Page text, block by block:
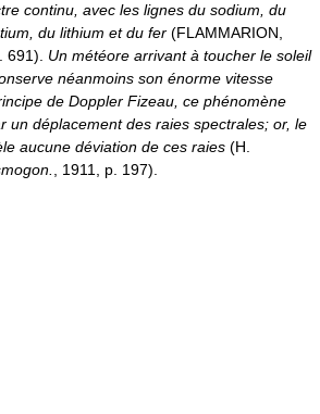
continu, avec les lignes du sodium, du
du lithium et du fer (FLAMMARION,
691). Un météore arrivant à toucher le soleil
néanmoins son énorme vitesse
de Doppler Fizeau, ce phénomène
un déplacement des raies spectrales; or, le
aucune déviation de ces raies (H.
, 1911, p. 197).